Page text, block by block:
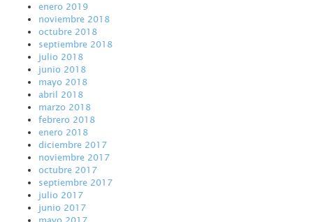
enero 2019
noviembre 2018
octubre 2018
septiembre 2018
julio 2018
junio 2018
mayo 2018
abril 2018
marzo 2018
febrero 2018
enero 2018
diciembre 2017
noviembre 2017
octubre 2017
septiembre 2017
julio 2017
junio 2017